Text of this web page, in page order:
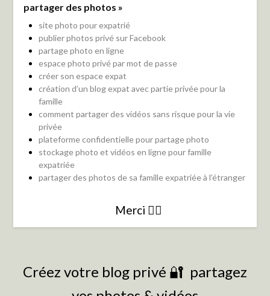
partager des photos »
site photo pour expatrié
publier photos privé sur Facebook
partage photo en ligne
espace photo privé par mot de passe
créer son espace expat
création d’un blog expat avec partie privée pour la
famille
comment partager des vidéos sans risque pour la vie
privée
plateforme confidentielle pour partage photo
stockage photo et vidéos en ligne pour famille
expatriée
partager des photos de sa famille expatriée à l’étranger
Merci 👍🏻
Créez votre blog privé 🔐 partagez